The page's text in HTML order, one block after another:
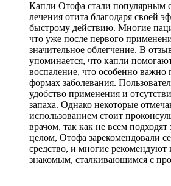
Капли Отофа стали популярным
лечения отита благодаря своей
быстрому действию. Многие
что уже после первого
значительное облегчение. В
упоминается, что капли
воспаление, что особенно важно
формах заболевания.
удобство применения и
запаха. Однако некоторые
использованием стоит
врачом, так как не всем
целом, Отофа зарекомендовали
средство, и многие рекомендуют
знакомым, сталкивающимся с